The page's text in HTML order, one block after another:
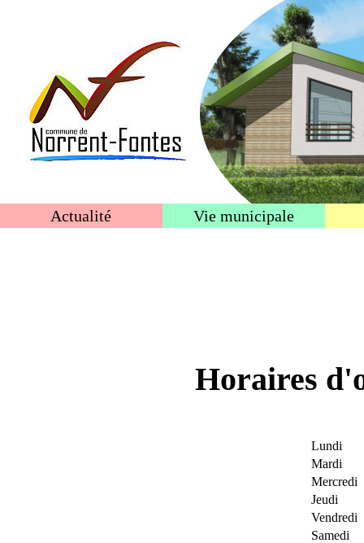
Actualité Vie municipale
Horaires
Lundi
Mardi
Mercredi
Jeudi
Vendredi
Samedi